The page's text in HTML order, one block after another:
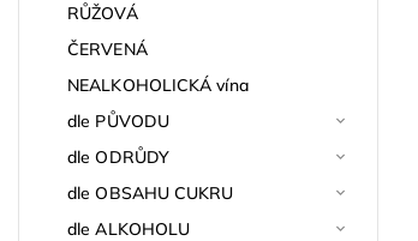
RŮŽOVÁ
ČERVENÁ
NEALKOHOLICKÁ vína
dle PŮVODU
dle ODRŮDY
dle OBSAHU CUKRU
dle ALKOHOLU